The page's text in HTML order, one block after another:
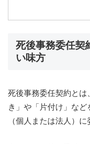
死後事務委任契
い味方
死後事務委任契約と
き」や「片付け」な
（個人または法人）